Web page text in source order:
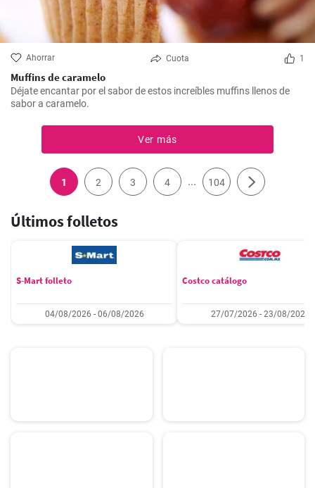
Ahorrar Cuota 1
Muffins de caramelo
Déjate encantar por el sabor de estos increíbles muffins llenos de
sabor a caramelo.
Ver más
1 2 3 4 ... 104
Últimos folletos
S-Mart folleto
04/08/2026 - 06/08/2026
Costco catálogo
27/07/2026 - 23/08/2026